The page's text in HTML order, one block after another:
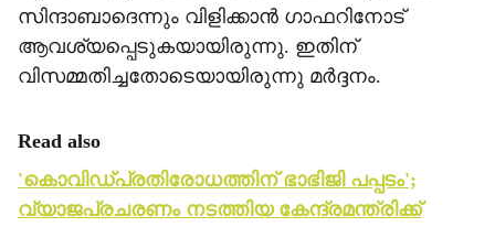
സിന്ദാബാദെന്നും വിളിക്കാന്‍ ഗാഫറിനോട്
ആവശ്യപ്പെടുകയായിരുന്നു. ഇതിന്
വിസമ്മതിച്ചതോടെയായിരുന്നു മര്‍ദ്ദനം.
Read also
'കൊവിഡ്പ്രതിരോധത്തിന് ഭാഭിജി പപ്പടം';
വ്യാജപ്രചരണം നടത്തിയ കേന്ദ്രമന്ത്രിക്ക്